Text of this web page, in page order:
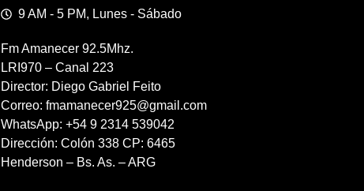
9 AM - 5 PM, Lunes - Sábado
Fm Amanecer 92.5Mhz.
LRI970 – Canal 223
Director: Diego Gabriel Feito
Correo: fmamanecer925@gmail.com
WhatsApp: +54 9 2314 539042
Dirección: Colón 338 CP: 6465
Henderson – Bs. As. – ARG